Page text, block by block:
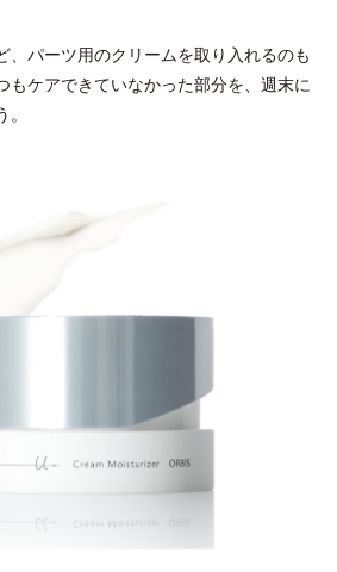
、パーツ用のクリームを取り入れるのも
ケアできていなかった部分を、週末に